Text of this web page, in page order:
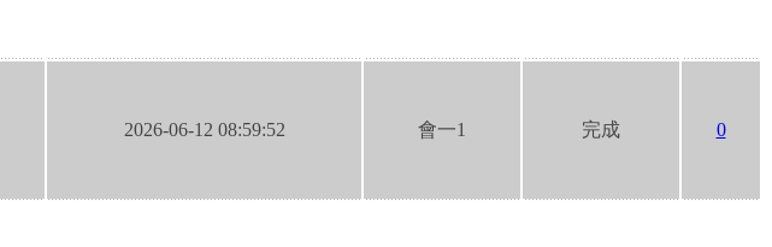
2026-06-12 08:59:52 會一1 完成 0